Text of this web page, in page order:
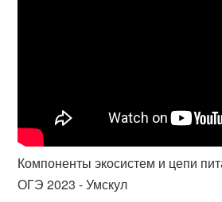
Компоненты экосистем и цепи
ОГЭ 2023 - Умскул